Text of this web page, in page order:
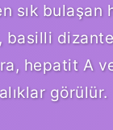
sık bulaşan
basilli
hepatit A
görülür.